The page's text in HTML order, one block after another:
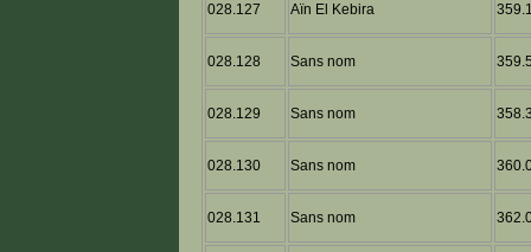
028.127 Aïn El Kebira
028.128 Sans nom
028.129 Sans nom
028.130 Sans nom
028.131 Sans nom